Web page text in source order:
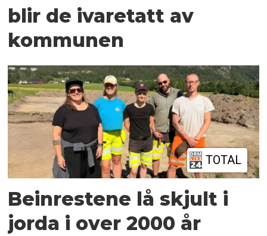
blir de ivaretatt av
kommunen
TOTAL
Beinrestene lå skjult i
jorda i over 2000 år